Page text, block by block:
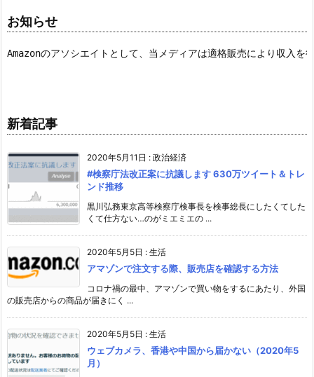
お知らせ
Amazonのアソシエイトとして、当メディアは適格販売により収入を
新着記事
2020年5月11日 : 政治経済
#検察庁法改正案に抗議します 630万ツイート＆トレ
ンド推移
黒川弘務東京高等検察庁検事長を検事総長にしたくてした
くて仕方ない…のがミエミエの ...
2020年5月5日 : 生活
アマゾンで注文する際、販売店を確認する方法
コロナ禍の最中、アマゾンで買い物をするにあたり、外国
の販売店からの商品が届きにく ...
2020年5月5日 : 生活
ウェブカメラ、香港や中国から届かない（2020年5
月）